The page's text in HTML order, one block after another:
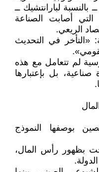
بالنسبة لبارانتشيك ــ
التي أصابت الصناعة
الريعي.
«التأخر في التحديث
لم تتعامل مع هذه
صناعية، بل بإعتبارها
بوصفها النموذج
بظهور رأس المال،